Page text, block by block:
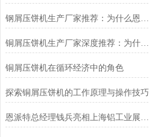
钢屑压饼机生产厂家推荐：为什么恩派特是您值得信赖的选择？
铜屑压饼机生产厂家深度推荐：为什么恩派特成为市场的“压饼专家”？
铜屑压饼机在循环经济中的角色
探索铜屑压饼机的工作原理与操作技巧
恩派特总经理钱兵亮相上海铝工业展：为铝回收行业贡献“恩派特方案”